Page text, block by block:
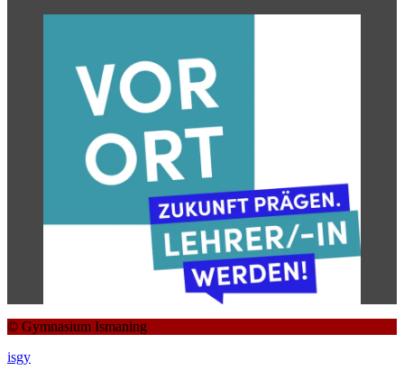
© Gymnasium Ismaning
isgy